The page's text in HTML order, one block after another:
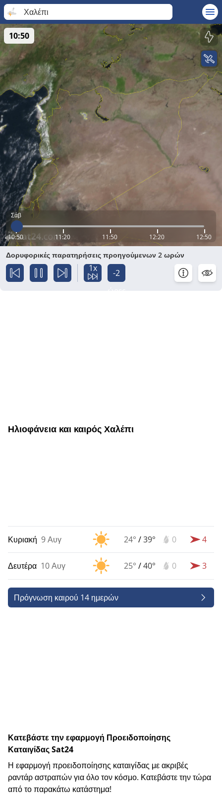
Χαλέπι
Σάβ
10:50 11:20 11:50 12:20 12:50
10:50
Δορυφορικές παρατηρήσεις προηγούμενων 2 ωρών
1x
-2
Ηλιοφάνεια και καιρός Χαλέπι
Κυριακή 9 Αυγ 24° /39° 0 4
Δευτέρα 10 Αυγ 25° /40° 0 3
Πρόγνωση καιρού 14 ημερών
Κατεβάστε την εφαρμογή Προειδοποίησης
Καταιγίδας Sat24
Η εφαρμογή προειδοποίησης καταιγίδας με ακριβές
ραντάρ αστραπών για όλο τον κόσμο. Κατεβάστε την τώρα
από το παρακάτω κατάστημα!